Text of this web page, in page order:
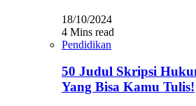
18/10/2024
4 Mins read
Pendidikan
50 Judul Skripsi
Yang Bisa Kamu Tulis!